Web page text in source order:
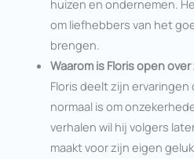
huizen en ondernemen.
om liefhebbers van het
brengen.
Waarom is Floris open
Floris deelt zijn
normaal is om
verhalen wil hij volgers
maakt voor zijn eigen